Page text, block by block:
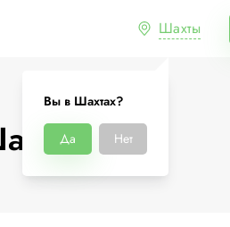
Шахты
Вы в Шахтах?
Да Нет